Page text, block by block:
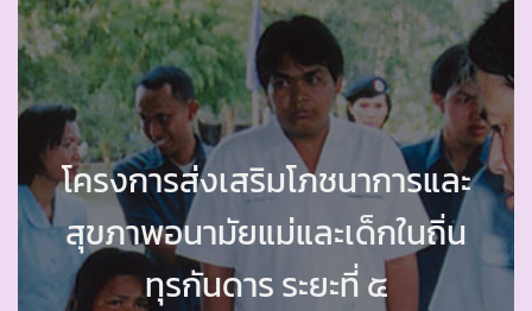
โครงการส่งเสริมโภชนาการและ
สุขภาพอนามัยแม่และเด็กในถิ่น
ทุรกันดาร ระยะที่ ๕